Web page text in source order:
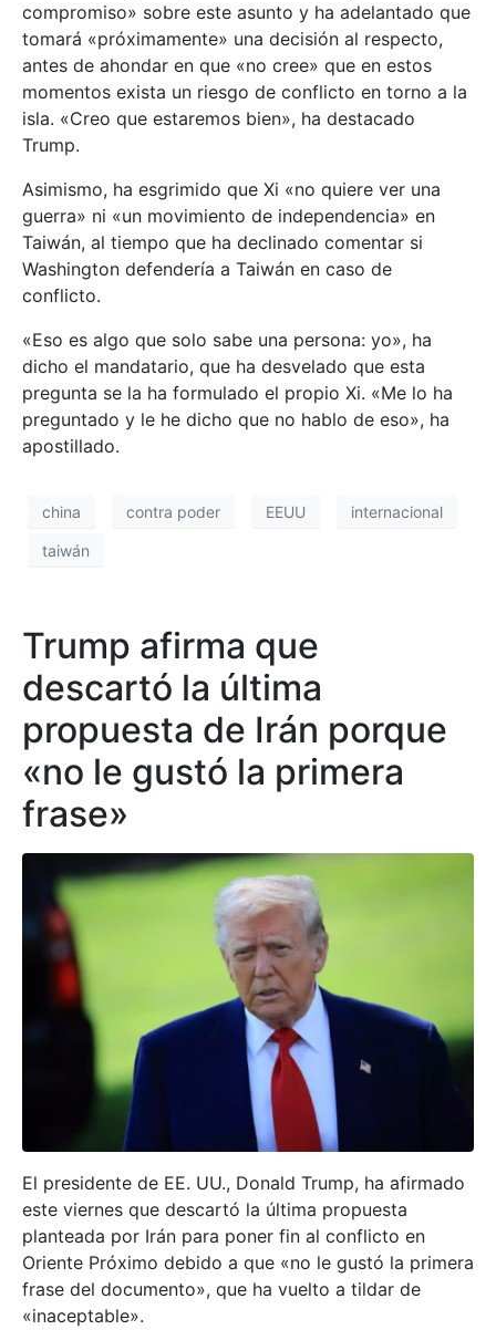
compromiso» sobre este asunto y ha adelantado que
tomará «próximamente» una decisión al respecto,
antes de ahondar en que «no cree» que en estos
momentos exista un riesgo de conflicto en torno a la
isla. «Creo que estaremos bien», ha destacado
Trump.
Asimismo, ha esgrimido que Xi «no quiere ver una
guerra» ni «un movimiento de independencia» en
Taiwán, al tiempo que ha declinado comentar si
Washington defendería a Taiwán en caso de
conflicto.
«Eso es algo que solo sabe una persona: yo», ha
dicho el mandatario, que ha desvelado que esta
pregunta se la ha formulado el propio Xi. «Me lo ha
preguntado y le he dicho que no hablo de eso», ha
apostillado.
china contra poder EEUU internacional
taiwán
Trump afirma que
descartó la última
propuesta de Irán porque
«no le gustó la primera
frase»
El presidente de EE. UU., Donald Trump, ha afirmado
este viernes que descartó la última propuesta
planteada por Irán para poner fin al conflicto en
Oriente Próximo debido a que «no le gustó la primera
frase del documento», que ha vuelto a tildar de
«inaceptable».